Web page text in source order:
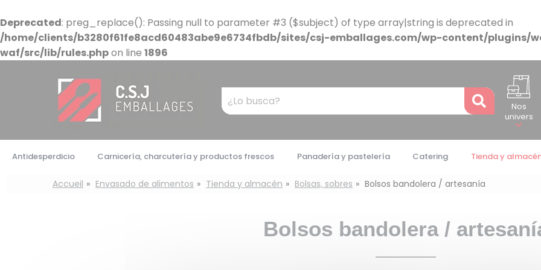
Deprecated: preg_replace(): Passing null to parameter #3 ($subject) of type array|string is deprecated in
/home/clients/b3280f61fe8acd60483abe9e6734fbdb/sites/csj-emballages.com/wp-content/plugins/
waf/src/lib/rules.phpon line 1896
Mots
clés
Nos
univers
Antidesperdicio Carnicería, charcutería y productos frescos Panadería y pastelería Catering Tienda y
Accueil Envasado de alimentos Tienda y almacén Bolsas, sobres Bolsos bandolera / artesanía
Bolsos bandolera /